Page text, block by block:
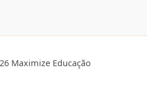
Maximize Educação